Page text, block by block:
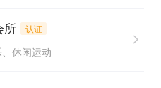
压能力，适应快节奏工作
所 认证
休闲运动